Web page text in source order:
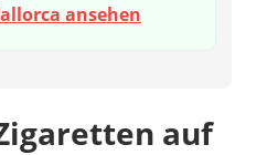
ansehen
auf